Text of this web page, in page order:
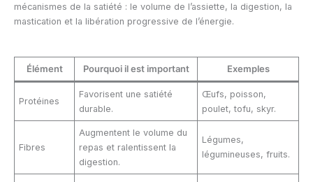
mécanismes de la satiété : le volume de l’assiette, la digestion, la
mastication et la libération progressive de l’énergie.
Élément Pourquoi il est important Exemples
Protéines
Favorisent une satiété
durable.
Œufs, poisson,
poulet, tofu, skyr.
Fibres
Augmentent le volume du
repas et ralentissent la
digestion.
Légumes,
légumineuses, fruits.